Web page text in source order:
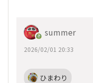
summer
2026/02/01 20:33
ひまわり